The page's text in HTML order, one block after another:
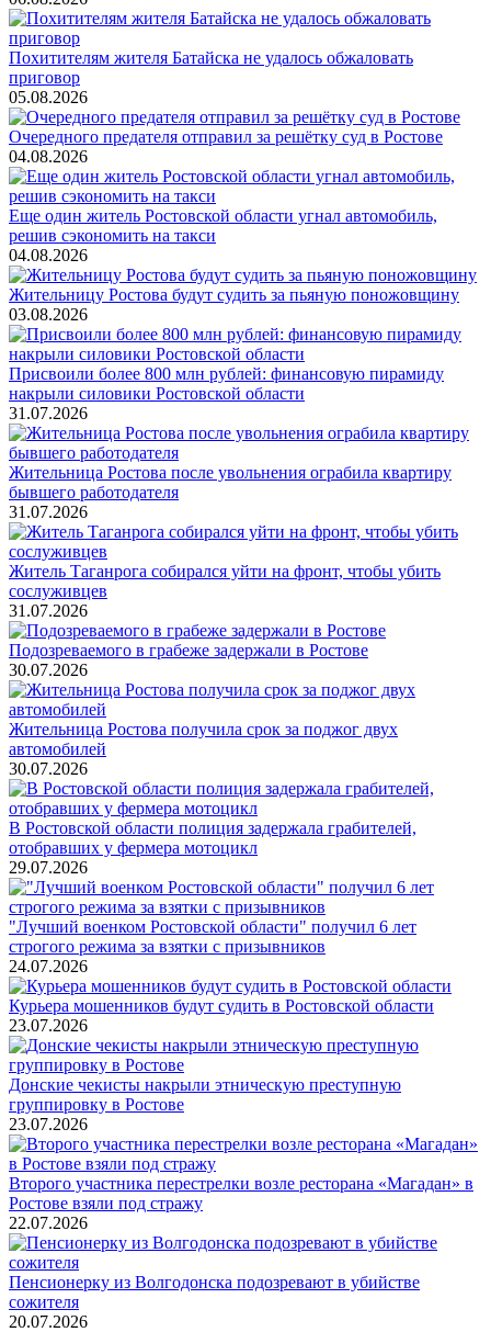
Похитителям жителя Батайска не удалось обжаловать
приговор
05.08.2026
Очередного предателя отправил за решётку суд в Ростове
04.08.2026
Еще один житель Ростовской области угнал автомобиль,
решив сэкономить на такси
04.08.2026
Жительницу Ростова будут судить за пьяную поножовщину
03.08.2026
Присвоили более 800 млн рублей: финансовую пирамиду
накрыли силовики Ростовской области
31.07.2026
Жительница Ростова после увольнения ограбила квартиру
бывшего работодателя
31.07.2026
Житель Таганрога собирался уйти на фронт, чтобы убить
сослуживцев
31.07.2026
Подозреваемого в грабеже задержали в Ростове
30.07.2026
Жительница Ростова получила срок за поджог двух
автомобилей
30.07.2026
В Ростовской области полиция задержала грабителей,
отобравших у фермера мотоцикл
29.07.2026
"Лучший военком Ростовской области" получил 6 лет
строгого режима за взятки с призывников
24.07.2026
Курьера мошенников будут судить в Ростовской области
23.07.2026
Донские чекисты накрыли этническую преступную
группировку в Ростове
23.07.2026
Второго участника перестрелки возле ресторана «Магадан» в
Ростове взяли под стражу
22.07.2026
Пенсионерку из Волгодонска подозревают в убийстве
сожителя
20.07.2026